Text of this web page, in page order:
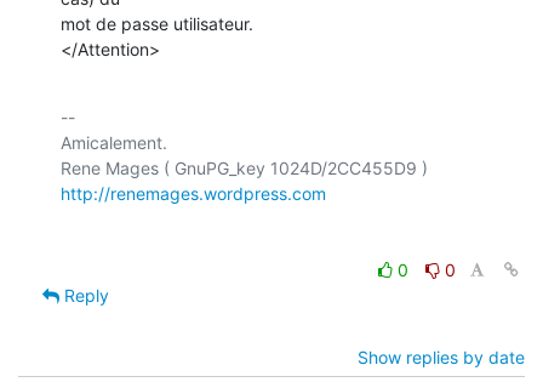
mot de passe utilisateur.
</Attention>
--
Amicalement.
http://renemages.wordpress.com
0
0
Reply
Show replies by date